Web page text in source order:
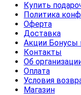
Купить
Политика
Оферта
Доставка
Акции Бонусы
Контакты
Об
Оплата
Условия
Магазин